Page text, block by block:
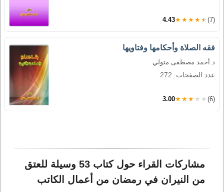
4.43★★★★★ (7)
فقه الصلاة وأحكامها وفتاويها
د.أحمد مصطفى متولي
عدد الصفحات: 272
3.00★★★★★ (6)
مشاركات القراء حول كتاب 53 وسيلة للعتق
من النيران في رمضان من أعمال الكاتب